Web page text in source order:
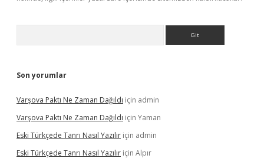
Son yorumlar
Varşova Paktı Ne Zaman Dağıldı için admin
Varşova Paktı Ne Zaman Dağıldı için Yaman
Eski Türkçede Tanrı Nasıl Yazılır için admin
Eski Türkçede Tanrı Nasıl Yazılır için Alpır